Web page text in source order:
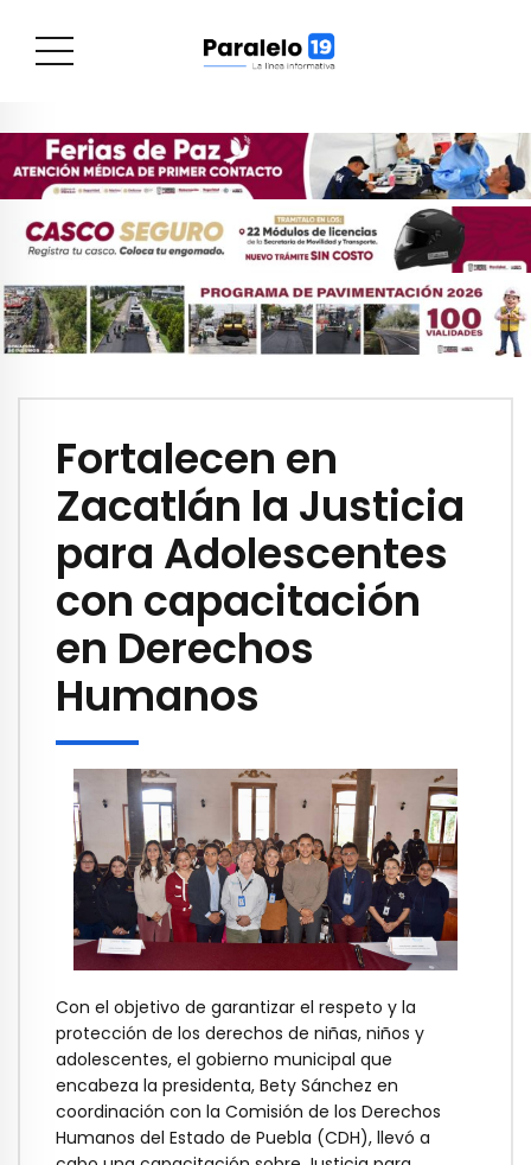
Fortalecen en
Zacatlán la Justicia
para Adolescentes
con capacitación
en Derechos
Humanos
Con el objetivo de garantizar el respeto y la
protección de los derechos de niñas, niños y
adolescentes, el gobierno municipal que
encabeza la presidenta, Bety Sánchez en
coordinación con la Comisión de los Derechos
Humanos del Estado de Puebla (CDH), llevó a